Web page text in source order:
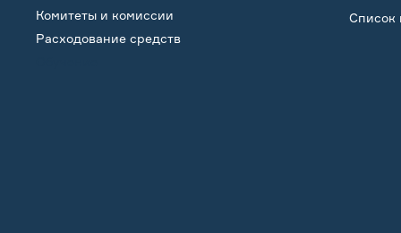
Комитеты и комиссии
Расходование средств
Список